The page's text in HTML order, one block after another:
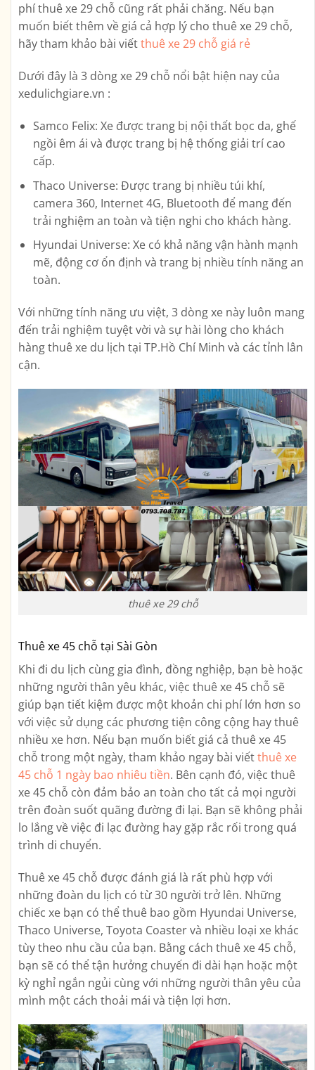
phí thuê xe 29 chỗ cũng rất phải chăng. Nếu bạn
muốn biết thêm về giá cả hợp lý cho thuê xe 29 chỗ,
hãy tham khảo bài viếtthuê xe 29 chỗ giá rẻ
Dưới đây là 3 dòng xe 29 chỗ nổi bật hiện nay của
xedulichgiare.vn :
Samco Felix: Xe được trang bị nội thất bọc da, ghế
ngồi êm ái và được trang bị hệ thống giải trí cao
cấp.
Thaco Universe: Được trang bị nhiều túi khí,
camera 360, Internet 4G, Bluetooth để mang đến
trải nghiệm an toàn và tiện nghi cho khách hàng.
Hyundai Universe: Xe có khả năng vận hành mạnh
mẽ, động cơ ổn định và trang bị nhiều tính năng an
toàn.
Với những tính năng ưu việt, 3 dòng xe này luôn mang
đến trải nghiệm tuyệt vời và sự hài lòng cho khách
hàng thuê xe du lịch tại TP.Hồ Chí Minh và các tỉnh lân
cận.
thuê xe 29 chỗ
Thuê xe 45 chỗ tại Sài Gòn
Khi đi du lịch cùng gia đình, đồng nghiệp, bạn bè hoặc
những người thân yêu khác, việc thuê xe 45 chỗ sẽ
giúp bạn tiết kiệm được một khoản chi phí lớn hơn so
với việc sử dụng các phương tiện công cộng hay thuê
nhiều xe hơn. Nếu bạn muốn biết giá cả thuê xe 45
chỗ trong một ngày, tham khảo ngay bài viếtthuê xe
45 chỗ 1 ngày bao nhiêu tiền. Bên cạnh đó, việc thuê
xe 45 chỗ còn đảm bảo an toàn cho tất cả mọi người
trên đoàn suốt quãng đường đi lại. Bạn sẽ không phải
lo lắng về việc đi lạc đường hay gặp rắc rối trong quá
trình di chuyển.
Thuê xe 45 chỗ được đánh giá là rất phù hợp với
những đoàn du lịch có từ 30 người trở lên. Những
chiếc xe bạn có thể thuê bao gồm Hyundai Universe,
Thaco Universe, Toyota Coaster và nhiều loại xe khác
tùy theo nhu cầu của bạn. Bằng cách thuê xe 45 chỗ,
bạn sẽ có thể tận hưởng chuyến đi dài hạn hoặc một
kỳ nghỉ ngắn ngủi cùng với những người thân yêu của
mình một cách thoải mái và tiện lợi hơn.